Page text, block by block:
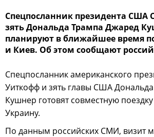
Спецпосланник президента США
зять Дональда Трампа Джаред
планируют в ближайшее время
и Киев. Об этом сообщают
Спецпосланник американского
Уиткофф и зять главы США
Кушнер готовят совместную
Украину.
По данным российских СМИ, визит